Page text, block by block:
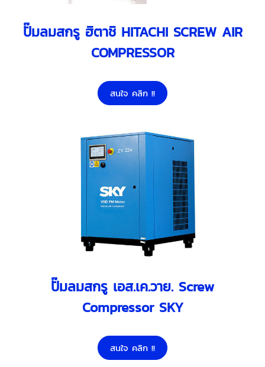
ปั๊มลมสกรู ฮิตาชิ HITACHI SCREW AIR
COMPRESSOR
สนใจ คลิก !!
ปั๊มลมสกรู เอส.เค.วาย. Screw
Compressor SKY
สนใจ คลิก !!